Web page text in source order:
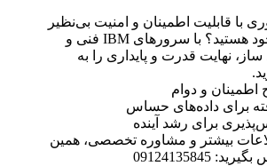
با قابلیت اطمینان و امنیت بی‌نظیر
برای دیتاسنتر خود هستید؟ با سرورهای IBM فنی و
نهایت قدرت و پایداری را به
اطمینان و دوام
برای داده‌های حساس
برای رشد آینده
بیشتر و مشاوره تخصصی، همین
09124135845